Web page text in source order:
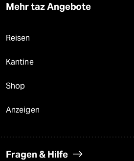
Mehr taz Angebote
Reisen
Kantine
Shop
Anzeigen
Fragen & Hilfe